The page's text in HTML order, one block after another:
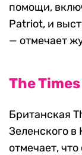
помощи,
Patriot, и
— отмечает
The Times
Британская
Зеленского
отмечает,